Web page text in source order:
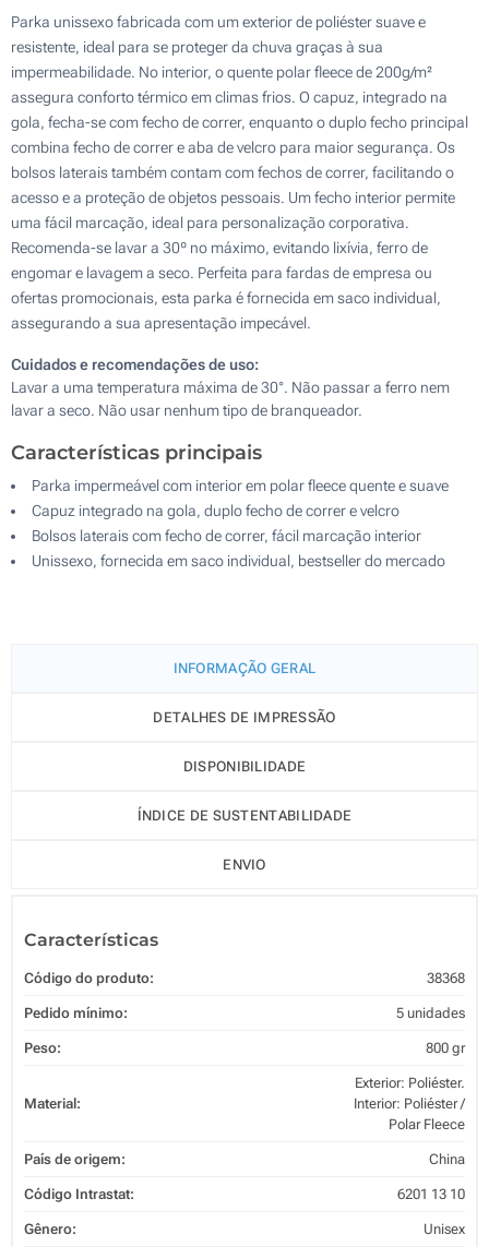
Parka unissexo fabricada com um exterior de poliéster suave e
resistente, ideal para se proteger da chuva graças à sua
impermeabilidade. No interior, o quente polar fleece de 200g/m²
assegura conforto térmico em climas frios. O capuz, integrado na
gola, fecha-se com fecho de correr, enquanto o duplo fecho principal
combina fecho de correr e aba de velcro para maior segurança. Os
bolsos laterais também contam com fechos de correr, facilitando o
acesso e a proteção de objetos pessoais. Um fecho interior permite
uma fácil marcação, ideal para personalização corporativa.
Recomenda-se lavar a 30º no máximo, evitando lixívia, ferro de
engomar e lavagem a seco. Perfeita para fardas de empresa ou
ofertas promocionais, esta parka é fornecida em saco individual,
assegurando a sua apresentação impecável.
Cuidados e recomendações de uso:
Lavar a uma temperatura máxima de 30°. Não passar a ferro nem
lavar a seco. Não usar nenhum tipo de branqueador.
Características principais
Parka impermeável com interior em polar fleece quente e suave
Capuz integrado na gola, duplo fecho de correr e velcro
Bolsos laterais com fecho de correr, fácil marcação interior
Unissexo, fornecida em saco individual, bestseller do mercado
INFORMAÇÃO GERAL
DETALHES DE IMPRESSÃO
DISPONIBILIDADE
ÍNDICE DE SUSTENTABILIDADE
ENVIO
Características
Código do produto: 38368
Pedido mínimo: 5 unidades
Peso: 800 gr
Material:
Exterior: Poliéster.
Interior: Poliéster /
Polar Fleece
País de origem: China
Código Intrastat: 6201 13 10
Gênero: Unisex